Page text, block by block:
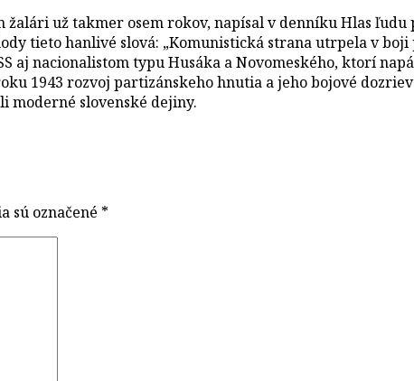
žalári už takmer osem rokov, napísal v denníku Hlas
tieto hanlivé slová: „Komunistická strana utrpela v
aj nacionalistom typu Husáka a Novomeského, ktorí
1943 rozvoj partizánskeho hnutia a jeho bojové
moderné slovenské dejiny.
sú označené *